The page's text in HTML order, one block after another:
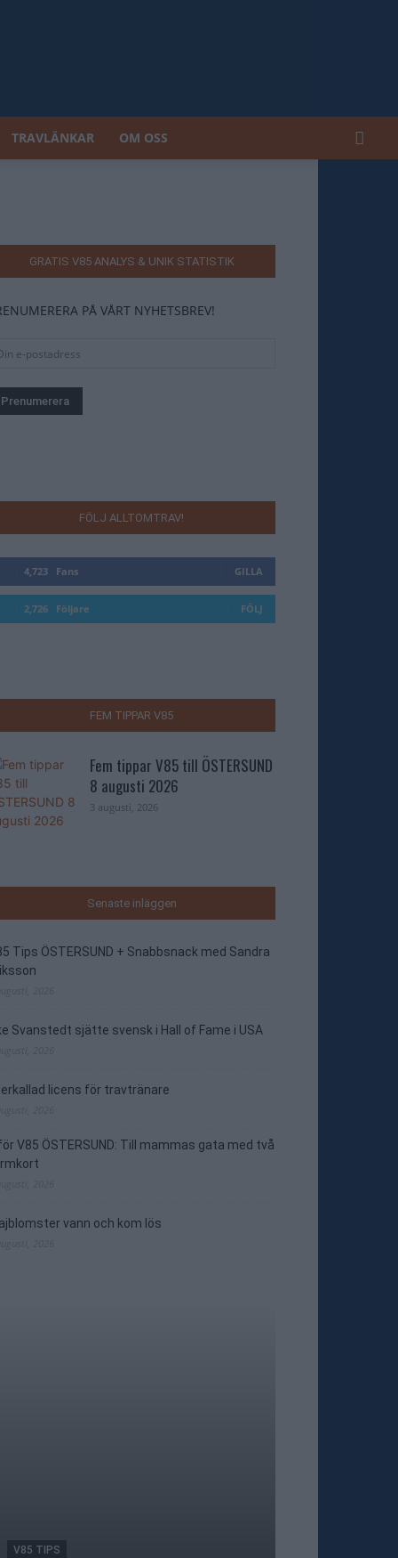
TRAVLÄNKAR OM OSS
GRATIS V85 ANALYS & UNIK STATISTIK
PÅ VÅRT NYHETSBREV!
FÖLJ ALLTOMTRAV!
4,723 Fans GILLA
2,726 Följare FÖLJ
FEM TIPPAR V85
Fem tippar V85 till ÖSTERSUND
8 augusti 2026
3 augusti, 2026
Senaste inläggen
Tips ÖSTERSUND + Snabbsnack med Sandra
Svanstedt sjätte svensk i Hall of Fame i USA
licens för travtränare
V85 ÖSTERSUND: Till mammas gata med två
vann och kom lös
V85 TIPS